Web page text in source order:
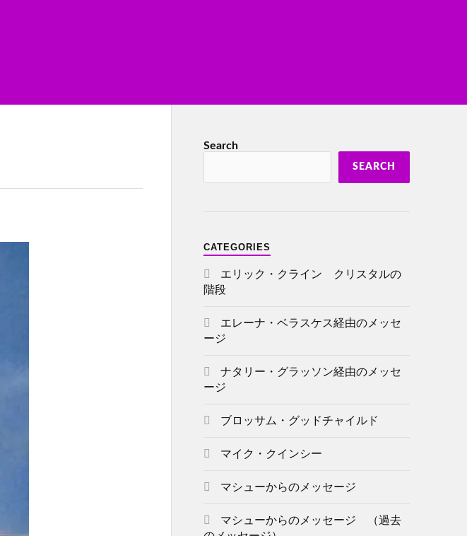
Search
SEARCH
CATEGORIES
エリック・クライン クリスタルの
階段
エレーナ・ベラスケス経由のメッセ
ージ
ナタリー・グラッソン経由のメッセ
ージ
ブロッサム・グッドチャイルド
マイク・クインシー
マシューからのメッセージ
マシューからのメッセージ （過去